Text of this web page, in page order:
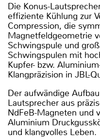
Die Konus-
effiziente Kühlung zur Verringerung der Power
Compression, die
Magnetfeldgeometrie
Schwingspule und groß dimensionierte
Schwingspulen mit
Kupfer- bzw. Aluminium-Flachdraht sorgen für die
Klangpräzision in JBL-
Der aufwändige
Lautsprecher aus präzise gefertigten Keramik-,
NdFeB-Magneten und
Aluminium
und klangvolles Leben.